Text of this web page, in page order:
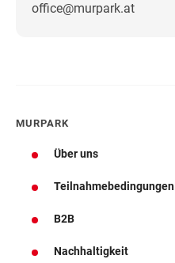
office@murpark.at
MURPARK
Über uns
Teilnahmebedingungen
B2B
Nachhaltigkeit